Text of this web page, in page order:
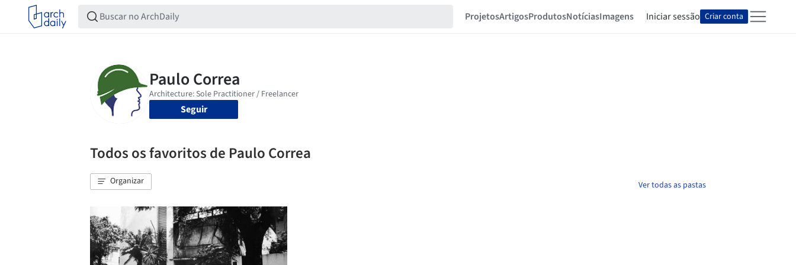
ProjetosArtigosProdutosNotíciasImagens Iniciar sessão Criar conta
Seguir
Todos os favoritos de Paulo Correa
Organizar Ver todas as pastas